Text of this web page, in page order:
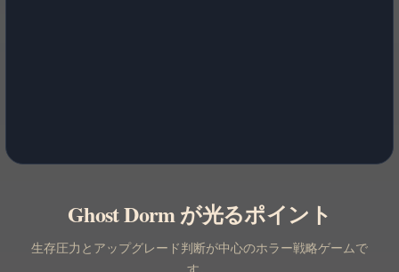
Ghost Dorm が光るポイント
生存圧力とアップグレード判断が中心のホラー戦略ゲームで